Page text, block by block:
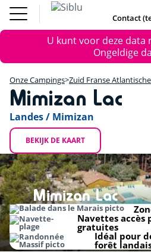
Overslaan
en
naar
gaan
Fun Pass
Parken)
Kopen
Onze Campings
Vakantie Inspiratie
Aanbiedingen
Accommodaties /
Ontdek Siblu
Fun Pass (Franse Parken)
Chalet Kopen
DE FR
Contact
FoutmeldingU kunt voor deze data
Ongeldige
Onze Campings Zuid Franse
Mimizan Lac
Landes / Mimizan
BEKIJK DE KAART
−
Mimizan Lac
Navettes accès
gratuites
Idéal pour
forêt